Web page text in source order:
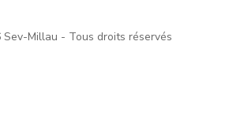
Millau - Tous droits réservés